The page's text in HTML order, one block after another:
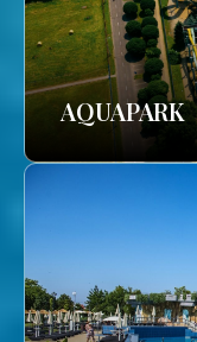
AQUAPARK